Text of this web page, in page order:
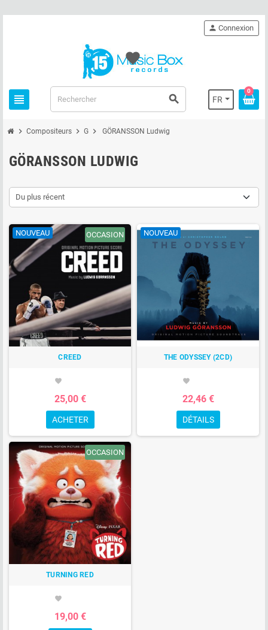
view_headline search FR
person Connexion
0
favorite
chevron_right Compositeurs chevron_right G chevron_right GÖRANSSON Ludwig
GÖRANSSON LUDWIG
Du plus récent
NOUVEAU OCCASION
CREED
favorite
25,00 €
ACHETER
NOUVEAU
THE ODYSSEY (2CD)
favorite
22,46 €
DÉTAILS
OCCASION
TURNING RED
favorite
19,00 €